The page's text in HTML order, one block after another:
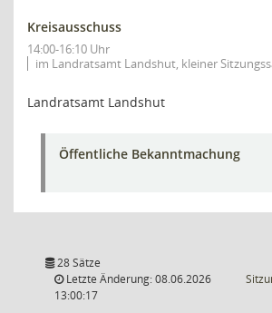
Kreisausschuss
14:00-16:10 Uhr
im Landratsamt Landshut, kleiner
Landratsamt Landshut
Öffentliche Bekanntmachung
28 Sätze
Letzte Änderung: 08.06.2026
13:00:17